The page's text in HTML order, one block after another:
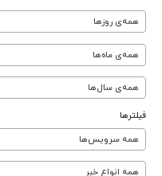
همه‌ی روزها
همه‌ی ماه‌ها
همه‌ی سال‌ها
فیلترها
همه سرویس‌ها
همه انواع خبر